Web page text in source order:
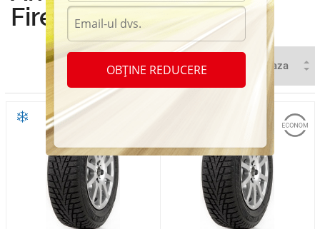
Firenza in Tiraspol
OBȚINE REDUCERE